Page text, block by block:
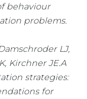
behaviour
problems.
LJ,
Kirchner JE.A
strategies:
for